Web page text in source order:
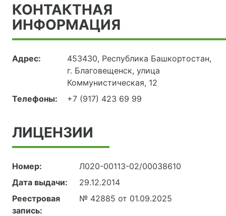
КОНТАКТНАЯ
ИНФОРМАЦИЯ
Адрес:
453430, Республика Башкортостан,
г. Благовещенск, улица
Коммунистическая, 12
Телефоны:
+7 (917) 423 69 99
ЛИЦЕНЗИИ
Номер:
Л020-00113-02/00038610
Дата выдачи:
29.12.2014
Реестровая
запись:
№ 42885 от 01.09.2025